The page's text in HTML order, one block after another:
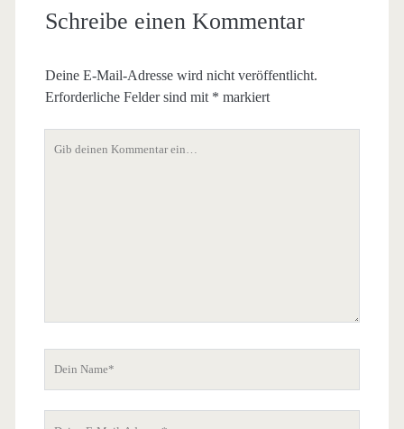
Schreibe einen Kommentar
Deine E-Mail-Adresse wird nicht veröffentlicht.
Erforderliche Felder sind mit * markiert